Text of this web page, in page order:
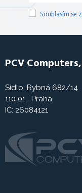
Souhlasím se
PCV
Sídlo: Rybná 682/14
110 01 Praha
IČ: 26084121